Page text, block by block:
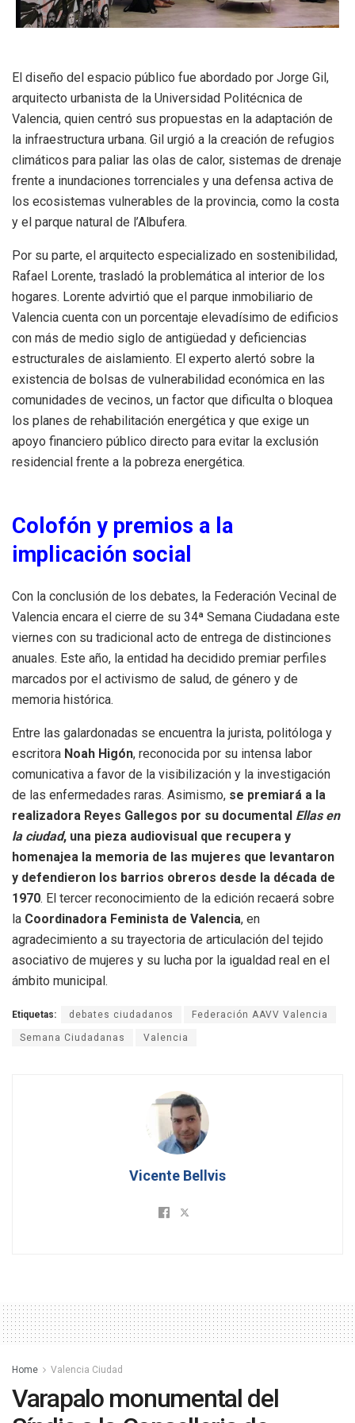
El diseño del espacio público fue abordado por Jorge Gil,
arquitecto urbanista de la Universidad Politécnica de
Valencia, quien centró sus propuestas en la adaptación de
la infraestructura urbana. Gil urgió a la creación de refugios
climáticos para paliar las olas de calor, sistemas de drenaje
frente a inundaciones torrenciales y una defensa activa de
los ecosistemas vulnerables de la provincia, como la costa
y el parque natural de l’Albufera.
Por su parte, el arquitecto especializado en sostenibilidad,
Rafael Lorente, trasladó la problemática al interior de los
hogares. Lorente advirtió que el parque inmobiliario de
Valencia cuenta con un porcentaje elevadísimo de edificios
con más de medio siglo de antigüedad y deficiencias
estructurales de aislamiento. El experto alertó sobre la
existencia de bolsas de vulnerabilidad económica en las
comunidades de vecinos, un factor que dificulta o bloquea
los planes de rehabilitación energética y que exige un
apoyo financiero público directo para evitar la exclusión
residencial frente a la pobreza energética.
Colofón y premios a la
implicación social
Con la conclusión de los debates, la Federación Vecinal de
Valencia encara el cierre de su 34ª Semana Ciudadana este
viernes con su tradicional acto de entrega de distinciones
anuales. Este año, la entidad ha decidido premiar perfiles
marcados por el activismo de salud, de género y de
memoria histórica.
Entre las galardonadas se encuentra la jurista, politóloga y
escritora Noah Higón, reconocida por su intensa labor
comunicativa a favor de la visibilización y la investigación
de las enfermedades raras. Asimismo, se premiará a la
realizadora Reyes Gallegos por su documental Ellas en
la ciudad, una pieza audiovisual que recupera y
homenajea la memoria de las mujeres que levantaron
y defendieron los barrios obreros desde la década de
1970. El tercer reconocimiento de la edición recaerá sobre
la Coordinadora Feminista de Valencia, en
agradecimiento a su trayectoria de articulación del tejido
asociativo de mujeres y su lucha por la igualdad real en el
ámbito municipal .
Etiquetas: debates ciudadanos Federación AAVV Valencia
Semana Ciudadanas Valencia
Vicente Bellvis
Home Valencia Ciudad
Varapalo monumental del